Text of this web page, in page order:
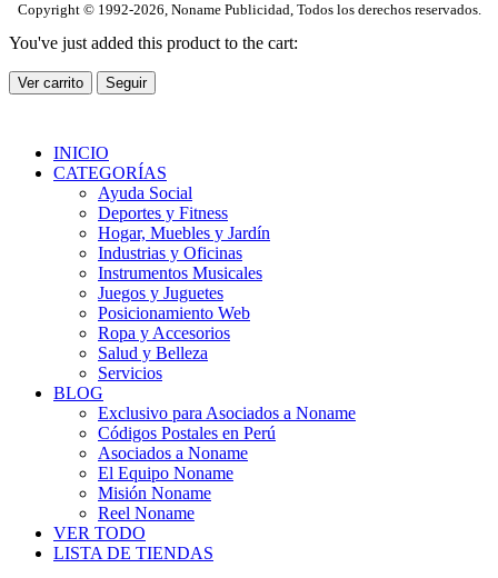
Copyright © 1992-2026, Noname Publicidad, Todos los derechos reservados.
You've just added this product to the cart:
Ver carrito Seguir
INICIO
CATEGORÍAS
Ayuda Social
Deportes y Fitness
Hogar, Muebles y Jardín
Industrias y Oficinas
Instrumentos Musicales
Juegos y Juguetes
Posicionamiento Web
Ropa y Accesorios
Salud y Belleza
Servicios
BLOG
Exclusivo para Asociados a Noname
Códigos Postales en Perú
Asociados a Noname
El Equipo Noname
Misión Noname
Reel Noname
VER TODO
LISTA DE TIENDAS